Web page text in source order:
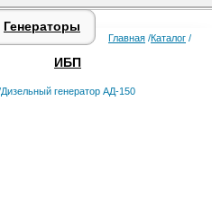
Генераторы
ИБП
Главная Каталог
Дизельный генератор АД-150